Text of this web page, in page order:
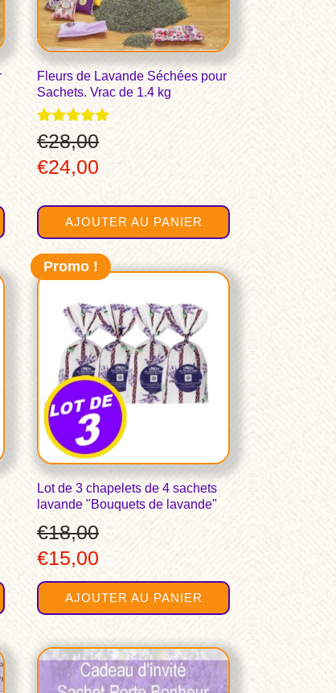
Fleurs de Lavande Séchées pour
Sachets. Vrac de 1.4 kg
Note
4.96
sur 5
€28,00
Le
initial
était :
€28,00.
€24,00
actuel
est :
€24,00.
AJOUTER AU PANIER
Promo !
Lot de 3 chapelets de 4 sachets
lavande "Bouquets de lavande"
€18,00
Le
prix
initial
€18,00.
€15,00
prix
actuel
est :
€15,00.
AJOUTER AU PANIER
Ce
produit